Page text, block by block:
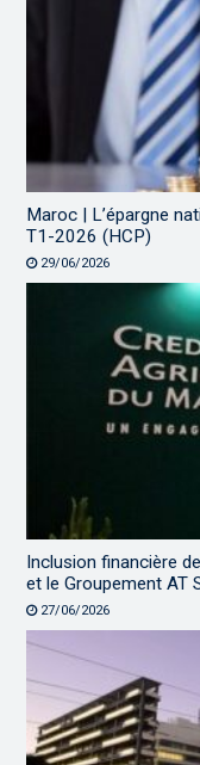
Maroc | L’épargne
T1-2026 (HCP)
29/06/2026
Inclusion financière
et le Groupement AT
27/06/2026